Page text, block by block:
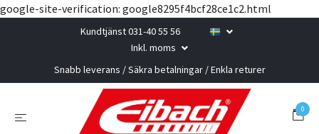
google-site-verification: google8295f4bcf28ce1c2.html
Kundtjänst 031-40 55 56
Inkl. moms
Snabb leverans / Säkra betalningar / Enkla returer
0